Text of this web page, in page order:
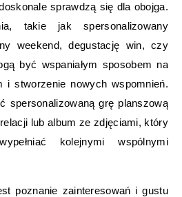
sprawdzą się dla obojga.
takie jak spersonalizowany
weekend, degustację win, czy
być wspaniałym sposobem na
i stworzenie nowych wspomnień.
spersonalizowaną grę planszową
lub album ze zdjęciami, który
kolejnymi wspólnymi
poznanie zainteresowań i gustu